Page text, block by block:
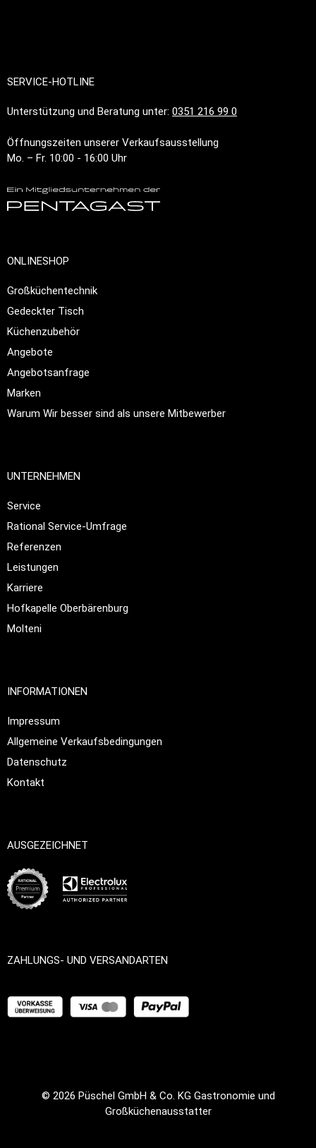
SERVICE-HOTLINE
Unterstützung und Beratung unter: 0351 216 99 0
Öffnungszeiten unserer Verkaufsausstellung
Mo. – Fr. 10:00 - 16:00 Uhr
ONLINESHOP
Großküchentechnik
Gedeckter Tisch
Küchenzubehör
Angebote
Angebotsanfrage
Marken
Warum Wir besser sind als unsere Mitbewerber
UNTERNEHMEN
Service
Rational Service-Umfrage
Referenzen
Leistungen
Karriere
Hofkapelle Oberbärenburg
Molteni
INFORMATIONEN
Impressum
Allgemeine Verkaufsbedingungen
Datenschutz
Kontakt
AUSGEZEICHNET
ZAHLUNGS- UND VERSANDARTEN
© 2026 Püschel GmbH & Co. KG Gastronomie und
Großküchenausstatter